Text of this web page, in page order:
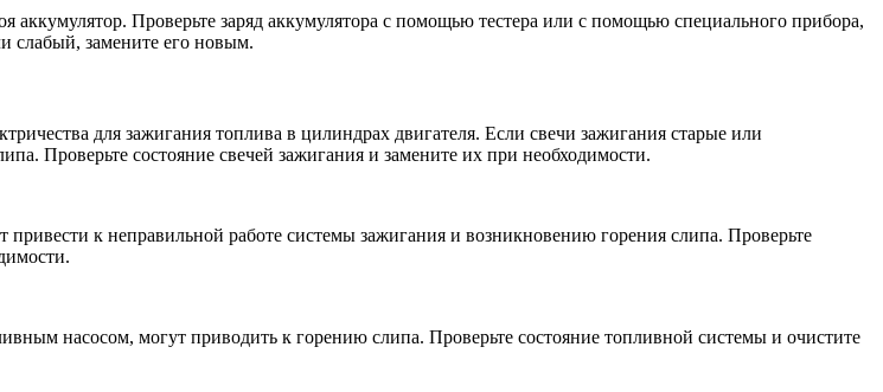
Проверьте заряд аккумулятора с помощью тестера или с помощью специального прибора,
слабый, замените его новым.
для зажигания топлива в цилиндрах двигателя. Если свечи зажигания старые или
Проверьте состояние свечей зажигания и замените их при необходимости.
к неправильной работе системы зажигания и возникновению горения слипа. Проверьте
насосом, могут приводить к горению слипа. Проверьте состояние топливной системы и очистите